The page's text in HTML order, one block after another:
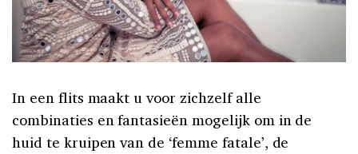
In een flits maakt u voor zichzelf alle
combinaties en fantasieën mogelijk om in de
huid te kruipen van de ‘femme fatale’, de